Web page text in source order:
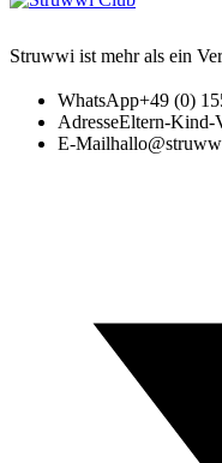
Struwwi ist mehr als ein
WhatsApp+49 (0)
AdresseEltern-Kind-
E-Mail